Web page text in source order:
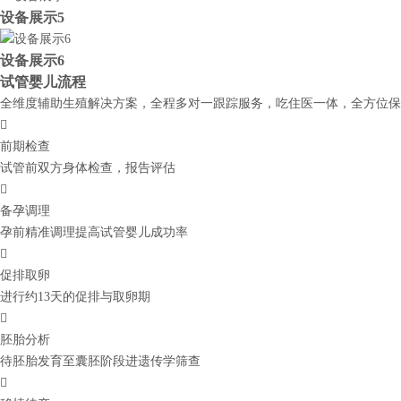
设备展示5
设备展示6
试管婴儿流程
全维度辅助生殖解决方案，全程多对一跟踪服务，吃住医一体，全方位

前期检查
试管前双方身体检查，报告评估

备孕调理
孕前精准调理提高试管婴儿成功率

促排取卵
进行约13天的促排与取卵期

胚胎分析
待胚胎发育至囊胚阶段进遗传学筛查
